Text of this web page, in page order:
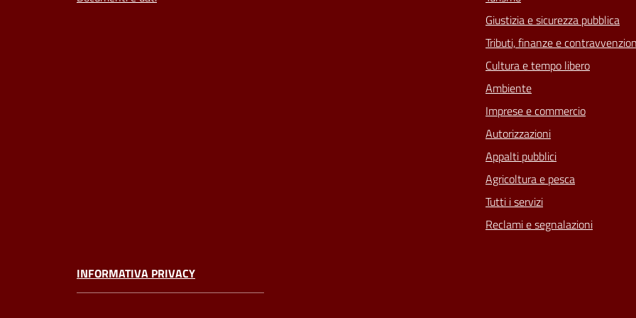
Giustizia e sicurezza pubblica
Tributi, finanze e
Cultura e tempo libero
Ambiente
Imprese e commercio
Autorizzazioni
Appalti pubblici
Agricoltura e pesca
Tutti i servizi
Reclami e segnalazioni
INFORMATIVA PRIVACY